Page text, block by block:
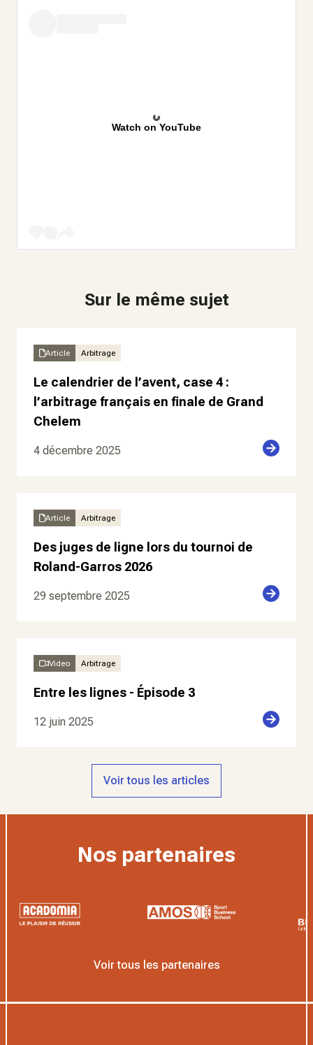
Watch on YouTube
Sur le même sujet
Article Arbitrage
Le calendrier de l’avent, case 4 :
l’arbitrage français en finale de Grand
Chelem
4 décembre 2025
Article Arbitrage
Des juges de ligne lors du tournoi de
Roland-Garros 2026
29 septembre 2025
Video Arbitrage
Entre les lignes - Épisode 3
12 juin 2025
Voir tous les articles
Nos partenaires
Voir tous les partenaires